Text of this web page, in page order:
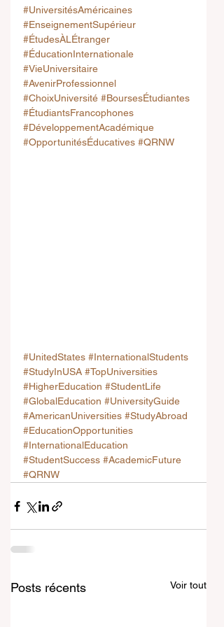
#UniversitésAméricaines
#EnseignementSupérieur
#ÉtudesÀLÉtranger
#ÉducationInternationale
#VieUniversitaire
#AvenirProfessionnel
#ChoixUniversité #BoursesÉtudiantes
#ÉtudiantsFrancophones
#DéveloppementAcadémique
#OpportunitésÉducatives #QRNW
#UnitedStates #InternationalStudents
#StudyInUSA #TopUniversities
#HigherEducation #StudentLife
#GlobalEducation #UniversityGuide
#AmericanUniversities #StudyAbroad
#EducationOpportunities
#InternationalEducation
#StudentSuccess #AcademicFuture
#QRNW
Posts récents Voir tout